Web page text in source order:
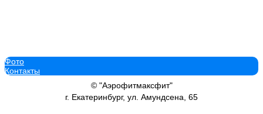
Профессиональный силовой тренажер UltraGym Баттерфляй в
dostavka
В корзину добавить
Фото
Контакты
© "Аэрофитмаксфит"
г. Екатеринбург, ул. Амундсена, 65